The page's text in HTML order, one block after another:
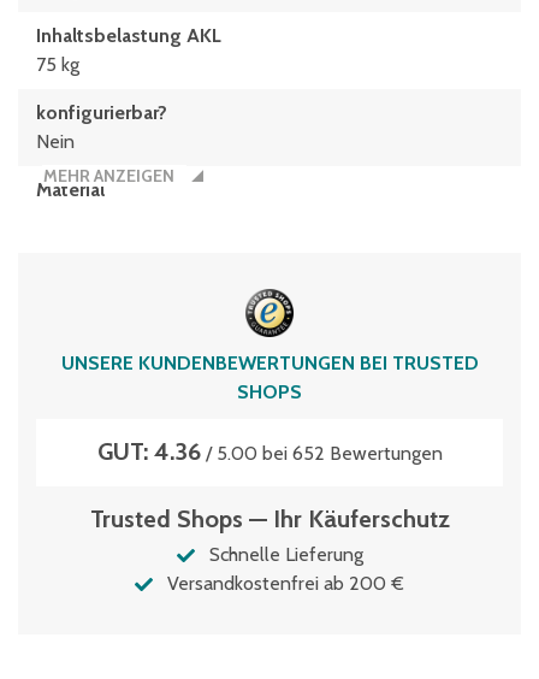
Inhaltsbelastung AKL
75 kg
konfigurierbar?
Nein
Material
nein
MEHR ANZEIGEN
UNSERE KUNDENBEWERTUNGEN BEI TRUSTED
SHOPS
GUT: 4.36/ 5.00 bei 652 Bewertungen
Trusted Shops — Ihr Käuferschutz
Schnelle Lieferung
Versandkostenfrei ab 200 €